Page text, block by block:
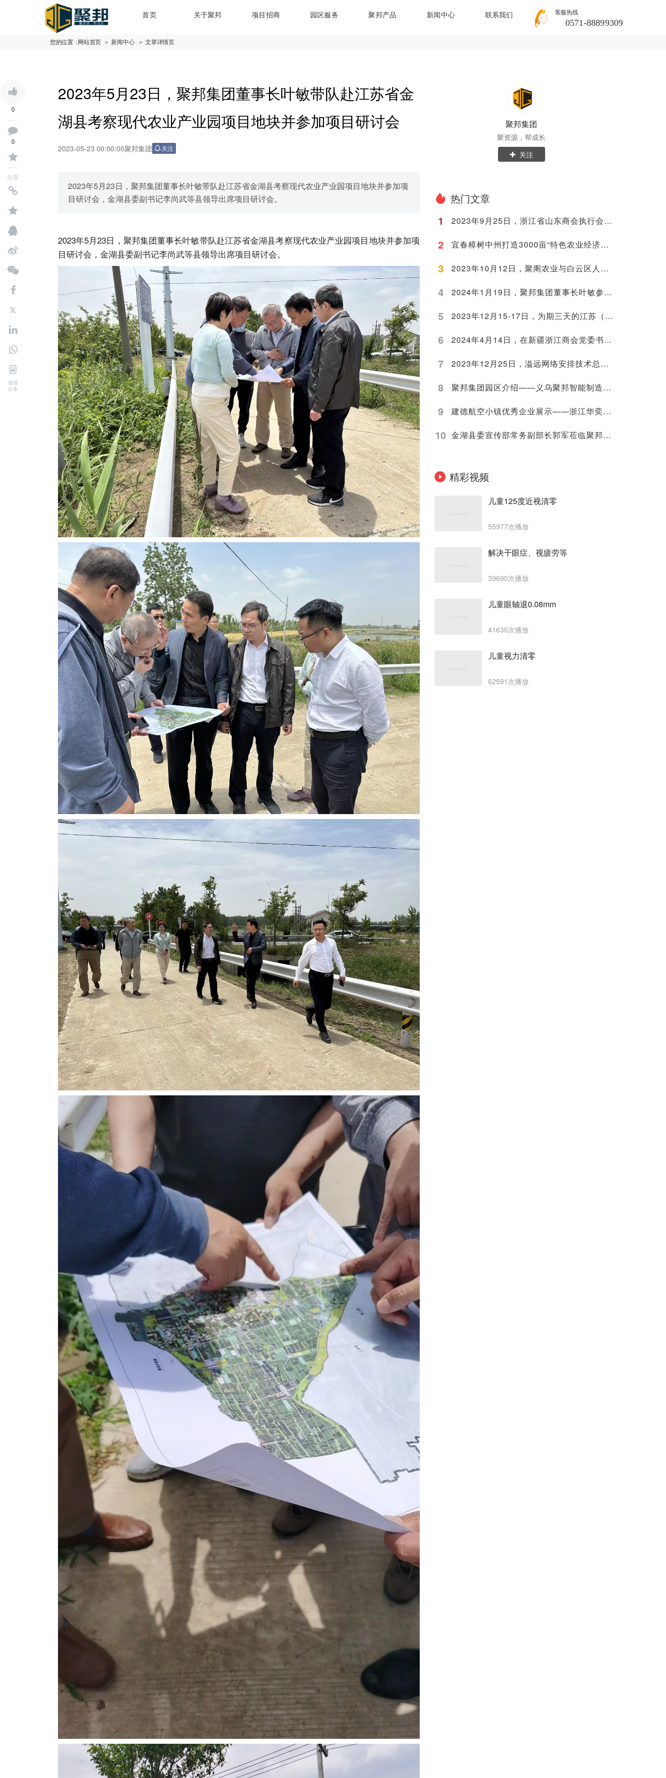
首页 关于聚邦 项目招商 园区服务 聚邦产品 新闻中心 联系我们
0571-88899309
客服热线
您的位置：网站首页 ＞ 新闻中心 ＞ 文章详情页
0
0
分享
海报
分享
2023年5月23日，聚邦集团董事长叶敏带队赴江苏省金
湖县考察现代农业产业园项目地块并参加项目研讨会
2023-05-23 00:00:00聚邦集团 关注
2023年5月23日，聚邦集团董事长叶敏带队赴江苏省金湖县考察现代农业产业园项目地块并参加项
目研讨会，金湖县委副书记李尚武等县领导出席项目研讨会。
2023年5月23日，聚邦集团董事长叶敏带队赴江苏省金湖县考察现代农业产业园项目地块并参加项
目研讨会，金湖县委副书记李尚武等县领导出席项目研讨会。
聚邦集团
聚资源，帮成长
关注
热门文章
1
2023年9月25日，浙江省山东商会执行会长兼秘书长范海亮率队考察聚邦集团
2 宜春樟树中州打造3000亩“特色农业经济种植带” 做好乡村振兴示范
3 2023年10月12日，聚阁农业与白云区人民政府签约
4 2024年1月19日，聚邦集团董事长叶敏参加浙江省服务业联合会二届三次理事会
5 2023年12月15-17日，为期三天的江苏（苏州）教育装备展园满结束
6 2024年4月14日，在新疆浙江商会党委书记曹海华陪同下，乌鲁木齐米东区委副书记、常务副区长粱震一行莅临聚邦集团考察
7 2023年12月25日，溢远网络安排技术总监段利勇率队参加童视界儿童近视防控智能设备招商培训会
8 聚邦集团园区介绍——义乌聚邦智能制造产业园
9 建德航空小镇优秀企业展示——浙江华奕航空科技有限公司
10 金湖县委宣传部常务副部长郭军莅临聚邦集团考察调研
精彩视频
儿童125度近视清零
55977次播放
解决干眼症、视疲劳等
39690次播放
儿童眼轴退0.08mm
41635次播放
儿童视力清零
62591次播放